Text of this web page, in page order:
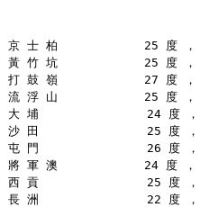
京 士 柏            25 度 ，
黃 竹 坑            25 度 ，
打 鼓 嶺            27 度 ，
流 浮 山            25 度 ，
大 埔               24 度 ，
沙 田               25 度 ，
屯 門               26 度 ，
將 軍 澳            24 度 ，
西 貢               25 度 ，
長 洲               22 度 ，